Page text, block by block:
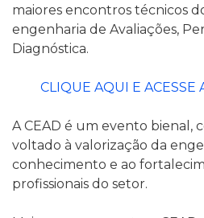
maiores encontros técnicos
engenharia de Avaliações,
Diagnóstica.
CLIQUE AQUI E ACESSE
A CEAD é um evento bienal,
voltado à valorização da
conhecimento e ao
profissionais do setor.